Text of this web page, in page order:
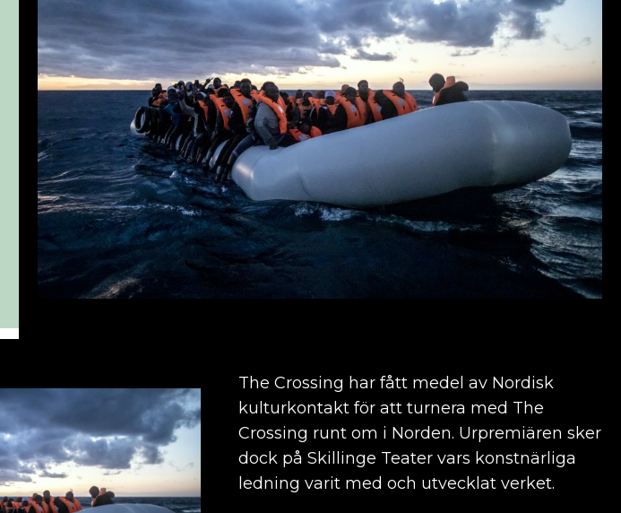
The Crossing har fått medel av Nordisk
kulturkontakt för att turnera med The
Crossing runt om i Norden. Urpremiären sker
dock på Skillinge Teater vars konstnärliga
ledning varit med och utvecklat verket.